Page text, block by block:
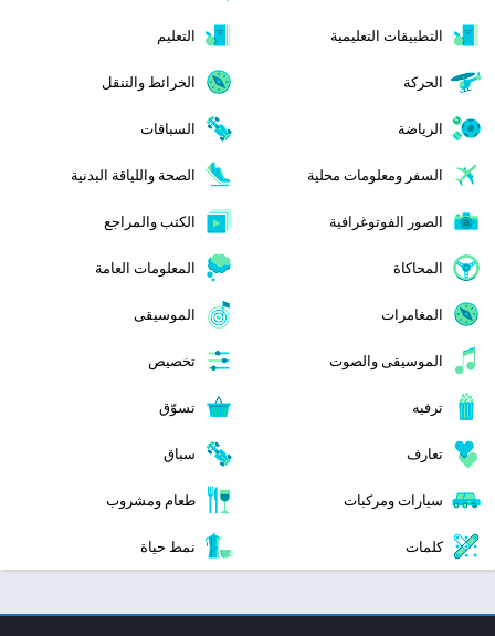
التطبيقات التعليمية التعليم
الحركة الخرائط والتنقل
الرياضة السباقات
السفر ومعلومات محلية الصحة واللياقة البدنية
الصور الفوتوغرافية الكتب والمراجع
المحاكاة المعلومات العامة
المغامرات الموسيقى
الموسيقى والصوت تخصيص
ترفيه تسوّق
تعارف سباق
سيارات ومركبات طعام ومشروب
كلمات نمط حياة